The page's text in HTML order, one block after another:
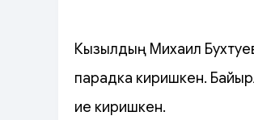
Кызылдың Михаил
парадка киришкен.
ие киришкен.